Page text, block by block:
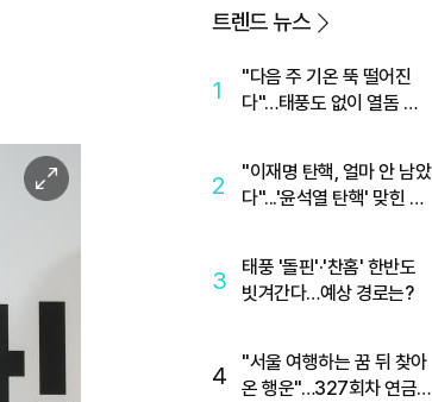
이
미
트렌드 뉴스
1
"다음 주 기온 뚝 떨어진
다"…태풍도 없이 열돔 박
2
"이재명 탄핵, 얼마 안 남았
다"...'윤석열 탄핵' 맞힌 무
3
태풍 '돌핀'·'찬홈' 한반도
빗겨간다…예상 경로는?
4
"서울 여행하는 꿈 뒤 찾아
온 행운"…327회차 연금